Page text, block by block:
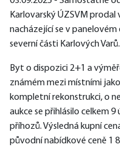
Karlovarský ÚZSVM
nacházející se v
severní části Karlových Varů.
Byt o dispozici 2+1 a
známém mezi místními
kompletní rekonstrukci, o
aukce se přihlásilo celkem
příhozů. Výsledná kupní
původní nabídkové ceně 1